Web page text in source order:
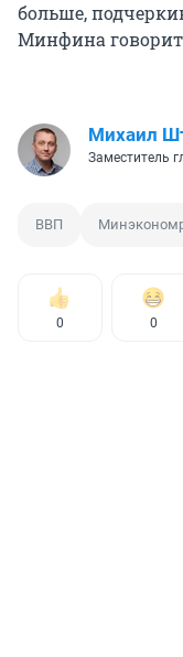
больше,
Минфина говорит:
Михаил
Заместитель
ВВП
0 0